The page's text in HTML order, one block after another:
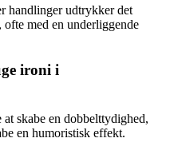
handlinger udtrykker det
ofte med en underliggende
ironi i
skabe en dobbelttydighed,
en humoristisk effekt.